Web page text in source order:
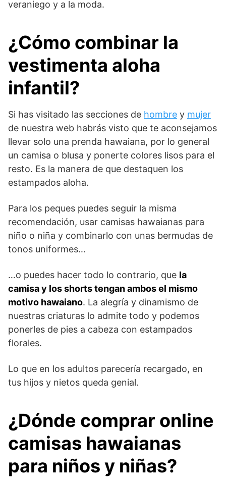
veraniego y a la moda.
¿Cómo combinar la
vestimenta aloha
infantil?
Si has visitado las secciones de hombre y mujer
de nuestra web habrás visto que te aconsejamos
llevar solo una prenda hawaiana, por lo general
un camisa o blusa y ponerte colores lisos para el
resto. Es la manera de que destaquen los
estampados aloha.
Para los peques puedes seguir la misma
recomendación, usar camisas hawaianas para
niño o niña y combinarlo con unas bermudas de
tonos uniformes…
…o puedes hacer todo lo contrario, que la
camisa y los shorts tengan ambos el mismo
motivo hawaiano. La alegría y dinamismo de
nuestras criaturas lo admite todo y podemos
ponerles de pies a cabeza con estampados
florales.
Lo que en los adultos parecería recargado, en
tus hijos y nietos queda genial.
¿Dónde comprar online
camisas hawaianas
para niños y niñas?